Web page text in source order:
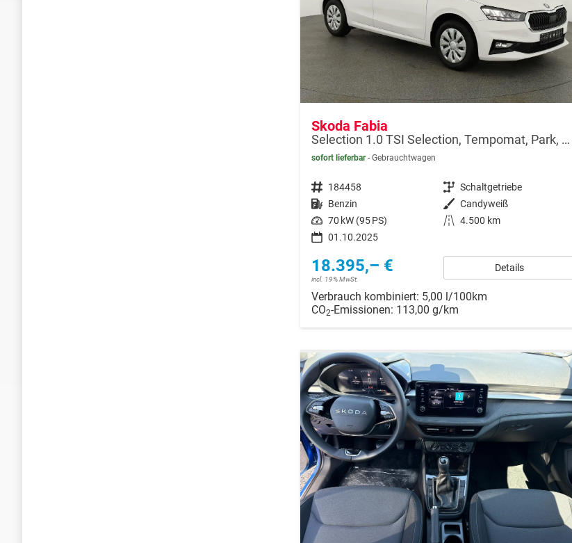
Skoda Fabia
Selection 1.0 TSI Selection, Tempomat, Park, Winterpaket, SmartLink, 4-J Garantie
sofort lieferbar Gebrauchtwagen
Fahrzeugnr. 184458 Getriebe Schaltgetriebe
Kraftstoff Benzin Außenfarbe Candyweiß
Leistung 70 kW (95 PS) Kilometerstand 4.500 km
01.10.2025
18.395,– €
incl. 19% MwSt.
Details
Verbrauch kombiniert: 5,00 l/100km
CO2-Emissionen: 113,00 g/km